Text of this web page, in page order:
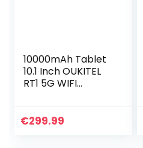
10000mAh Tablet
10.1 Inch OUKITEL
RT1 5G WIFI
ROM TF128GB
€299.99